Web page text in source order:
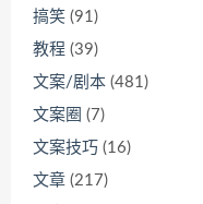
搞笑 (91)
教程 (39)
文案/剧本 (481)
文案圈 (7)
文案技巧 (16)
文章 (217)